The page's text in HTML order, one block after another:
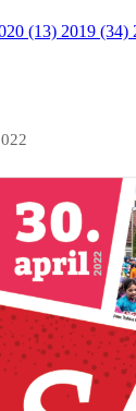
(13) 2019 (34)